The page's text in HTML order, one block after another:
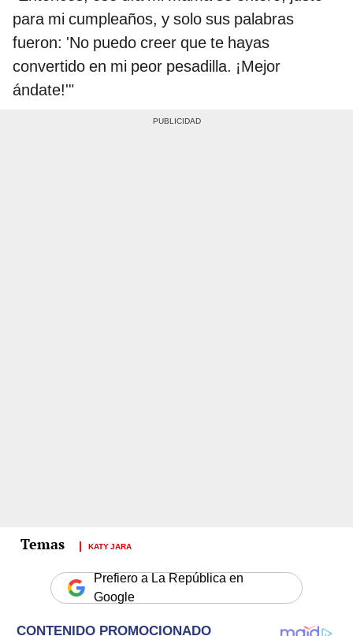
para mi cumpleaños, y solo sus palabras
fueron: 'No puedo creer que te hayas
convertido en mi peor pesadilla. ¡Mejor
ándate!'"
KATY JARA
Prefiero a La República en
Google